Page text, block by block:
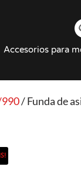
Accesorios para
/ Funda de